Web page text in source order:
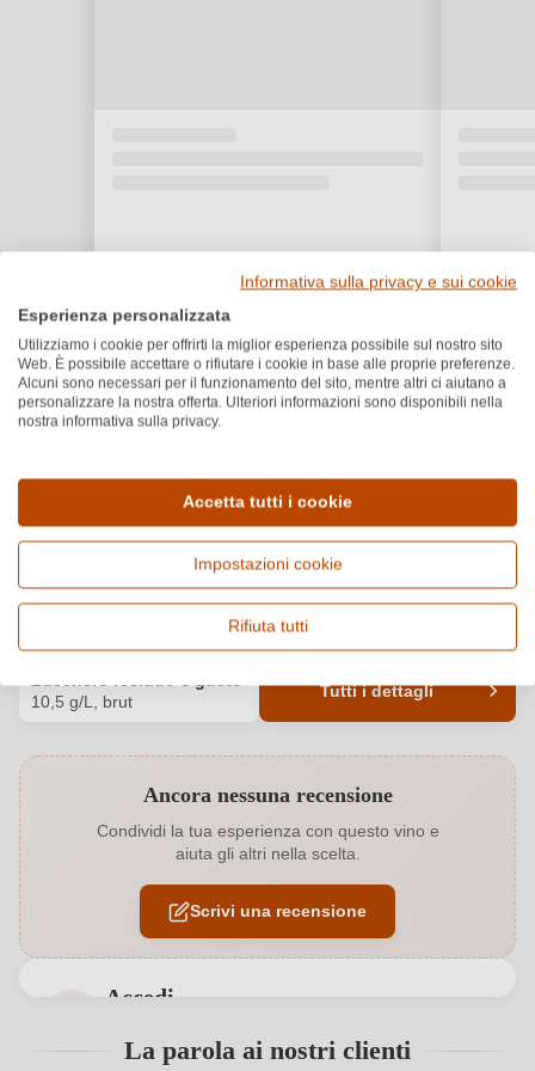
Dettagli del prodotto
Italia, Friuli Venezia Giulia
Chardonnay, Vino frizzante
Alcol
10,5 g/L, brut
Tutti i dettagli
Abbinamenti Pesce
Acidità 5,8 g/L
Colore dell'uva Bianco
Ancora nessuna recensione
Condividi la tua esperienza con questo vino e
aiuta gli altri nella scelta.
Scrivi una recensione
Accedi
ancora registrato?
La parola ai nostri clienti
Informativa sulla privacy e sui cookie
Esperienza personalizzata
Utilizziamo i cookie per offrirti la miglior esperienza possibile sul nostro sito
Web. È possibile accettare o rifiutare i cookie in base alle proprie preferenze.
Alcuni sono necessari per il funzionamento del sito, mentre altri ci aiutano a
personalizzare la nostra offerta. Ulteriori informazioni sono disponibili nella
nostra informativa sulla privacy.
Accetta tutti i cookie
Impostazioni cookie
Rifiuta tutti